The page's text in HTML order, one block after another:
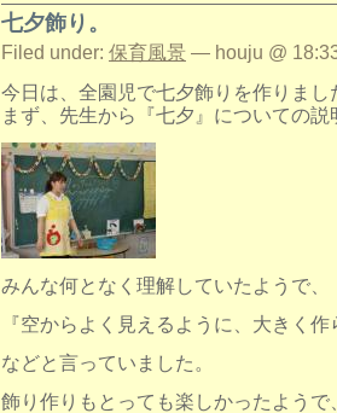
七夕飾り。
Filed under: 保育風景 — houju @
今日は、全園児で七夕飾りを作りまし
まず、先生から『七夕』についての
みんな何となく理解していたようで、
『空からよく見えるように、大きく
などと言っていました。
飾り作りもとっても楽しかったようで